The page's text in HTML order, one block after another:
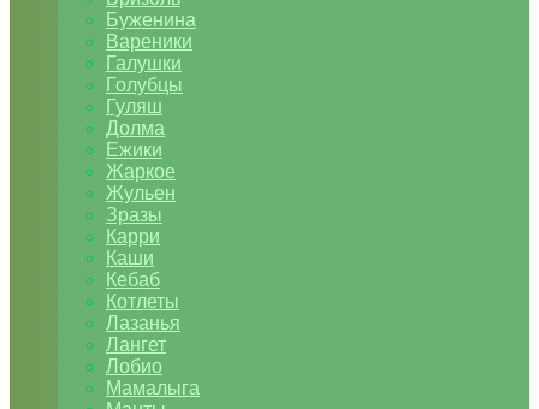
Буженина
Вареники
Галушки
Голубцы
Гуляш
Долма
Ежики
Жаркое
Жульен
Зразы
Карри
Каши
Кебаб
Котлеты
Лазанья
Лангет
Лобио
Мамалыга